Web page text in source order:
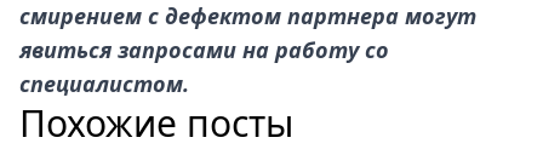
смирением с дефектом партнера могут
явиться запросами на работу со
специалистом.
Похожие посты